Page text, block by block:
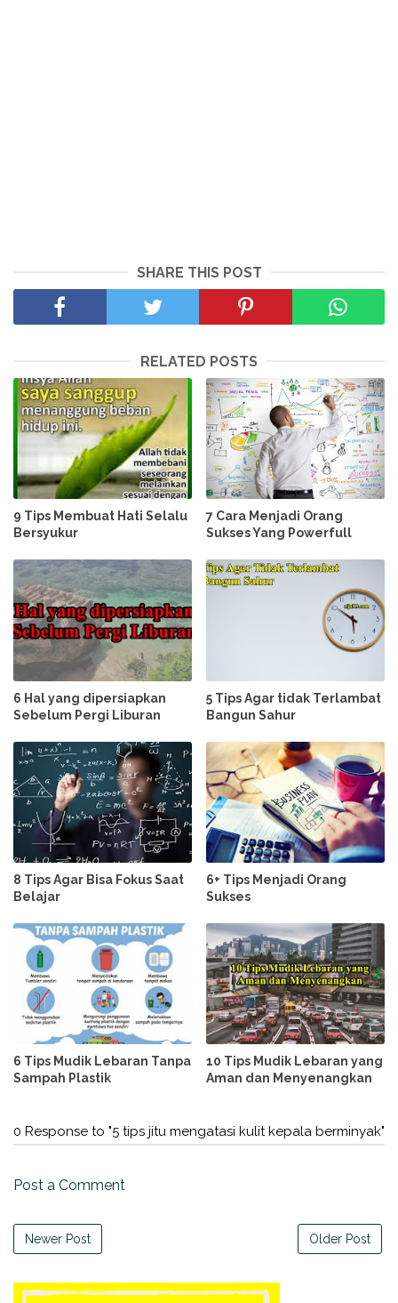
SHARE THIS POST
RELATED POSTS
9 Tips Membuat Hati Selalu
Bersyukur
7 Cara Menjadi Orang
Sukses Yang Powerfull
6 Hal yang dipersiapkan
Sebelum Pergi Liburan
5 Tips Agar tidak Terlambat
Bangun Sahur
8 Tips Agar Bisa Fokus Saat
Belajar
6+ Tips Menjadi Orang
Sukses
6 Tips Mudik Lebaran Tanpa
Sampah Plastik
10 Tips Mudik Lebaran yang
Aman dan Menyenangkan
0 Response to "5 tips jitu mengatasi kulit kepala berminyak"
Post a Comment
Newer Post Older Post